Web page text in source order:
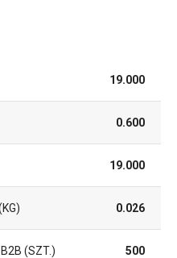
19.000
0.600
19.000
0.026
(SZT.) 500